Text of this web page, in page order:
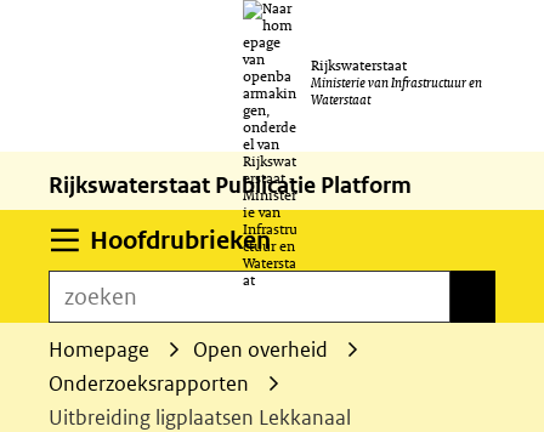
naar
de
inhoud
Rijkswaterstaat
Ministerie van Infrastructuur en
Waterstaat
Rijkswaterstaat Publicatie Platform
HoofdrubriekenUitklappen
zoeken
Homepage
Open overheid
Onderzoeksrapporten
Uitbreiding ligplaatsen Lekkanaal